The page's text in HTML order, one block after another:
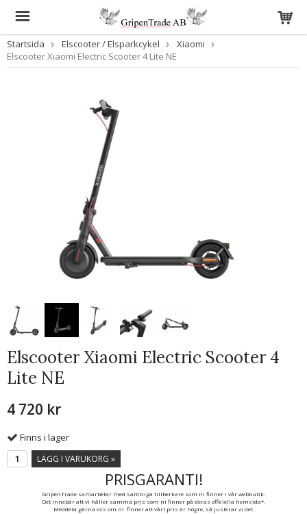
Startsida Elscooter / Elsparkcykel
Xiaomi
Elscooter Xiaomi Electric Scooter 4 Lite NE
Elscooter Xiaomi Electric Scooter 4
Lite NE
4 720 kr
Finns i lager
LÄGG I VARUKORG »
PRISGARANTI!
GripenTrade samarbetar med samtliga tillberkare som ni finner i vår webbutik.
Det innebär att vi håller samma pris som ni finner på deras officiella hemsida*.
Meddela gärna oss om ni finner att vårt pris är högre, så justerar vi det.